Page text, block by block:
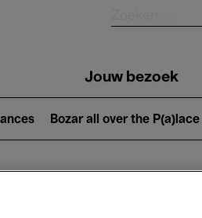
Jouw bezoek
Bozar all over the P(a)lace